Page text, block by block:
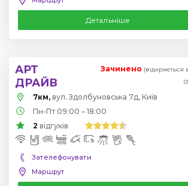
Детальніше
АРТ
ДРАЙВ
Зачинено (відкриється
7км, вул. Здолбуновська 7д, Київ
Пн-Пт 09:00 – 18:00
2 відгуків
Зателефонувати
Маршрут